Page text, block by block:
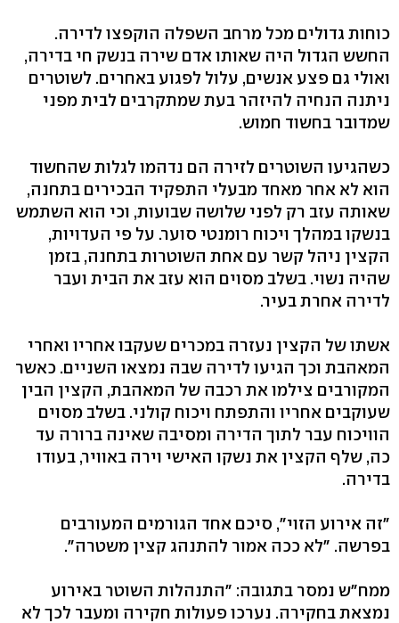
כוחות גדולים מכל מרחב השפלה הוקפצו לדירה.
החשש הגדול היה שאותו אדם שירה בנשק חי בדירה,
ואולי גם פצע אנשים, עלול לפגוע באחרים. לשוטרים
ניתנה הנחיה להיזהר בעת שמתקרבים לבית מפני
שמדובר בחשוד חמוש.
כשהגיעו השוטרים לזירה הם נדהמו לגלות שהחשוד
הוא לא אחר מאחד מבעלי התפקיד הבכירים בתחנה,
שאותה עזב רק לפני שלושה שבועות, וכי הוא השתמש
בנשקו במהלך ויכוח רומנטי סוער. על פי העדויות,
הקצין ניהל קשר עם אחת השוטרות בתחנה, בזמן
שהיה נשוי. בשלב מסוים הוא עזב את הבית ועבר
לדירה אחרת בעיר.
אשתו של הקצין נעזרה במכרים שעקבו אחריו ואחרי
המאהבת וכך הגיעו לדירה שבה נמצאו השניים. כאשר
המקורבים צילמו את רכבה של המאהבת, הקצין הבין
שעוקבים אחריו והתפתח ויכוח קולני. בשלב מסוים
הוויכוח עבר לתוך הדירה ומסיבה שאינה ברורה עד
כה, שלף הקצין את נשקו האישי וירה באוויר, בעודו
בדירה.
"זה אירוע הזוי", סיכם אחד הגורמים המעורבים
בפרשה. "לא ככה אמור להתנהג קצין משטרה".
ממח"ש נמסר בתגובה: "התנהלות השוטר באירוע
נמצאת בחקירה. נערכו פעולות חקירה ומעבר לכך לא